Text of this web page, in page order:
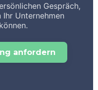
Gespräch,
Unternehmen
anfordern